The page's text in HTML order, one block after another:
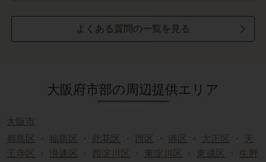
よくある質問の一覧を見る
大阪府市部の周辺提供エリア
大阪市
都島区
・ 福島区 ・ 此花区 ・ 西区 ・ 港区 ・ 大正区 ・
天
王寺区
・ 浪速区 ・ 西淀川区 ・ 東淀川区 ・ 東成区 ・ 生野